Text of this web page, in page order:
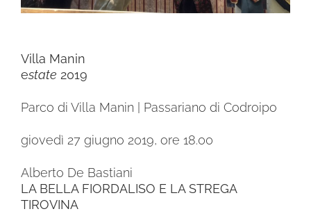
Villa Manin
estate 2019
Parco di Villa Manin | Passariano di Codroipo
giovedì 27 giugno 2019, ore 18.00
Alberto De Bastiani
LA BELLA FIORDALISO E LA STREGA
TIROVINA